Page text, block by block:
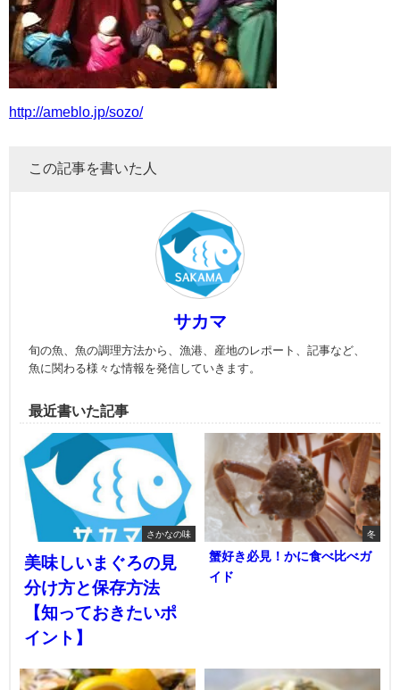
http://ameblo.jp/sozo/
この記事を書いた人
サカマ
旬の魚、魚の調理方法から、漁港、産地のレポート、記事など、
魚に関わる様々な情報を発信していきます。
最近書いた記事
さかなの味
美味しいまぐろの見
分け方と保存方法
【知っておきたいポ
イント】
冬
蟹好き必見！かに食べ比べガ
イド